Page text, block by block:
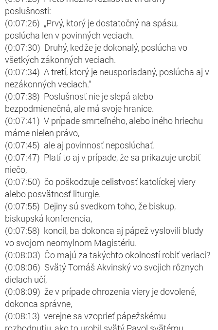
poslušnosti:
(0:07:26) „Prvý, ktorý je dostatočný na spásu,
poslúcha len v povinných veciach.
(0:07:30) Druhý, keďže je dokonalý, poslúcha vo
všetkých zákonných veciach.
(0:07:34) A tretí, ktorý je neusporiadaný, poslúcha aj v
nezákonných veciach.“
(0:07:38) Poslušnosť nie je slepá alebo
bezpodmienečná, ale má svoje hranice.
(0:07:41) V prípade smrteľného, alebo iného hriechu
máme nielen právo,
(0:07:45) ale aj povinnosť neposlúchať.
(0:07:47) Platí to aj v prípade, že sa prikazuje urobiť
niečo,
(0:07:50) čo poškodzuje celistvosť katolíckej viery
alebo posvätnosť liturgie.
(0:07:55) Dejiny sú svedkom toho, že biskup,
biskupská konferencia,
(0:07:58) koncil, ba dokonca aj pápež vyslovili bludy
vo svojom neomylnom Magistériu.
(0:08:03) Čo majú za takýchto okolností robiť veriaci?
(0:08:06) Svätý Tomáš Akvinský vo svojich rôznych
dielach učí,
(0:08:09) že v prípade ohrozenia viery je dovolené,
dokonca správne,
(0:08:13) verejne sa vzoprieť pápežskému